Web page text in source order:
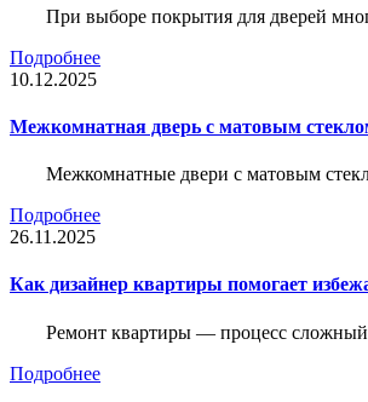
При выборе покрытия для дверей
Подробнее
10.12.2025
Межкомнатная дверь с матовым
Межкомнатные двери с матовым
Подробнее
26.11.2025
Как дизайнер квартиры помогает
Ремонт квартиры — процесс сложный
Подробнее